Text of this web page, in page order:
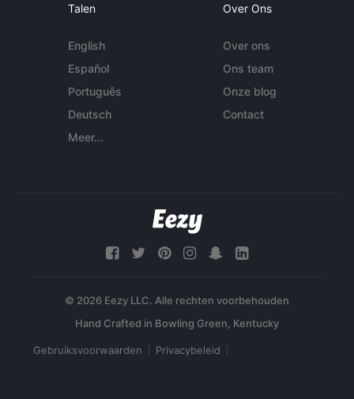
Talen
English
Español
Português
Deutsch
Meer...
Over Ons
Over ons
Ons team
Onze blog
Contact
© 2026 Eezy LLC. Alle rechten voorbehouden
Gebruiksvoorwaarden Privacybeleid